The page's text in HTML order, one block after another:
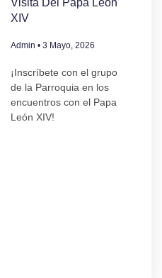
XIV
Admin 3 Mayo, 2026
¡Inscríbete con el grupo
de la Parroquia en los
encuentros con el Papa
León XIV!